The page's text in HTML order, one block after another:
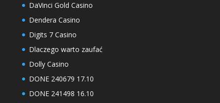
DaVinci Gold Casino
Dendera Casino
Digits 7 Casino
Dlaczego warto zaufać
Dolly Casino
DONE 240679 17.10
DONE 241498 16.10